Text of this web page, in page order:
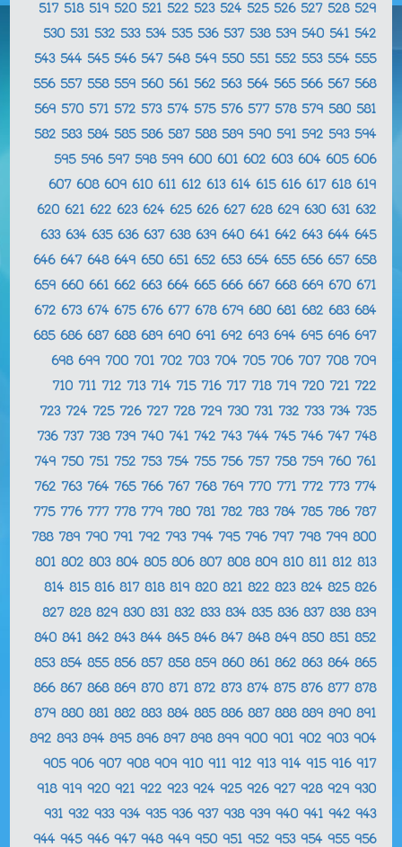
517 518 519 520 521 522 523 524 525 526 527 528 529
530 531 532 533 534 535 536 537 538 539 540 541 542
543 544 545 546 547 548 549 550 551 552 553 554 555
556 557 558 559 560 561 562 563 564 565 566 567 568
569 570 571 572 573 574 575 576 577 578 579 580 581
582 583 584 585 586 587 588 589 590 591 592 593 594
595 596 597 598 599 600 601 602 603 604 605 606
607 608 609 610 611 612 613 614 615 616 617 618 619
620 621 622 623 624 625 626 627 628 629 630 631 632
633 634 635 636 637 638 639 640 641 642 643 644 645
646 647 648 649 650 651 652 653 654 655 656 657 658
659 660 661 662 663 664 665 666 667 668 669 670 671
672 673 674 675 676 677 678 679 680 681 682 683 684
685 686 687 688 689 690 691 692 693 694 695 696 697
698 699 700 701 702 703 704 705 706 707 708 709
710 711 712 713 714 715 716 717 718 719 720 721 722
723 724 725 726 727 728 729 730 731 732 733 734 735
736 737 738 739 740 741 742 743 744 745 746 747 748
749 750 751 752 753 754 755 756 757 758 759 760 761
762 763 764 765 766 767 768 769 770 771 772 773 774
775 776 777 778 779 780 781 782 783 784 785 786 787
788 789 790 791 792 793 794 795 796 797 798 799 800
801 802 803 804 805 806 807 808 809 810 811 812 813
814 815 816 817 818 819 820 821 822 823 824 825 826
827 828 829 830 831 832 833 834 835 836 837 838 839
840 841 842 843 844 845 846 847 848 849 850 851 852
853 854 855 856 857 858 859 860 861 862 863 864 865
866 867 868 869 870 871 872 873 874 875 876 877 878
879 880 881 882 883 884 885 886 887 888 889 890 891
892 893 894 895 896 897 898 899 900 901 902 903 904
905 906 907 908 909 910 911 912 913 914 915 916 917
918 919 920 921 922 923 924 925 926 927 928 929 930
931 932 933 934 935 936 937 938 939 940 941 942 943
944 945 946 947 948 949 950 951 952 953 954 955 956